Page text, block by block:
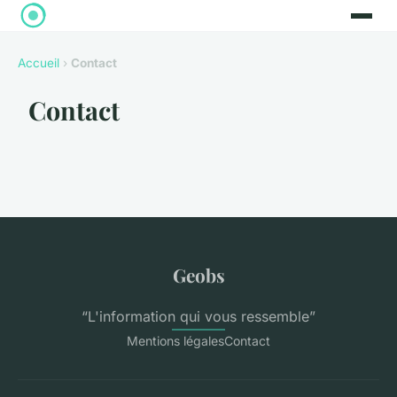
Accueil › Contact
Contact
Geobs
“L'information qui vous ressemble”
Mentions légalesContact